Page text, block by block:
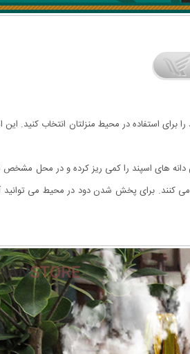
استفاده در محیط منزلتان انتخاب کنید.
زیر محصول داخل محل قرار دهید سپس دانه های اسپند را کمی ریز
کنند. برای پخش شدن دود در محیط می توانید